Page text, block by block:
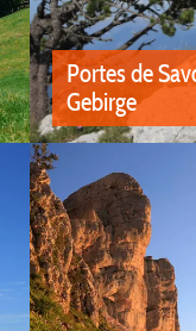
Portes de
Gebirge
Portes de